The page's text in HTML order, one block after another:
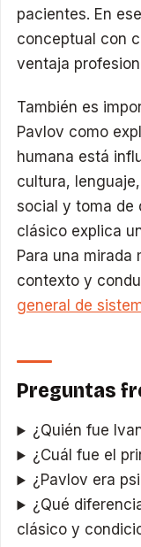
pacientes. En
conceptual con
ventaja
También es
Pavlov como
humana está
cultura,
social y toma de
clásico explica
Para una mirada
contexto y
general de
Preguntas
¿Quién fue
¿Cuál fue el
¿Pavlov era
¿Qué
clásico y